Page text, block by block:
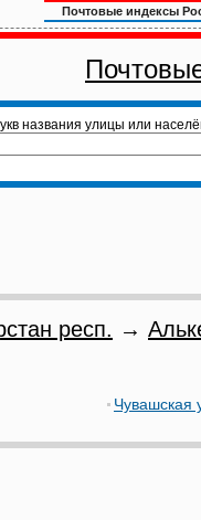
Почтовые индексы
названия улицы или
респ. →
Чувашская